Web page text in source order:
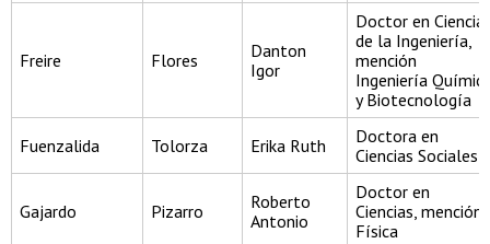
Freire Flores
Danton
Igor
Doctor en
de la Ingeniería,
mención
Ingeniería
y Biotecnología
Fuenzalida Tolorza Erika Ruth
Doctora en
Ciencias Sociales
Gajardo Pizarro
Roberto
Antonio
Doctor en
Ciencias, mención
Física